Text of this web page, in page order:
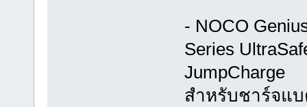
- NOCO
Series
JumpCharge
สำหรับชาร์จแบ